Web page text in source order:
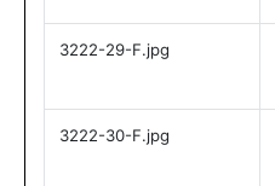
3222-29-F.jpg
3222-30-F.jpg